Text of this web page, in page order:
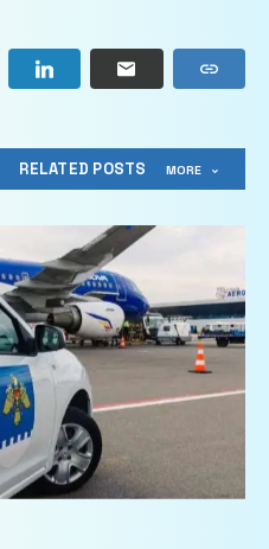
RELATED POSTS MORE